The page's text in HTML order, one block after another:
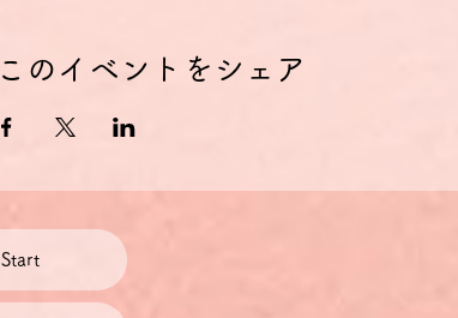
このイベントをシェア
Start